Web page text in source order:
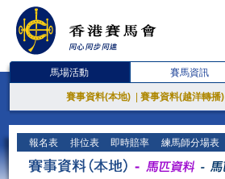
馬場活動 賽馬資訊
賽事資料(本地) 賽事資料(越洋轉播)
報名表 排位表 即時賠率 練馬師分場表